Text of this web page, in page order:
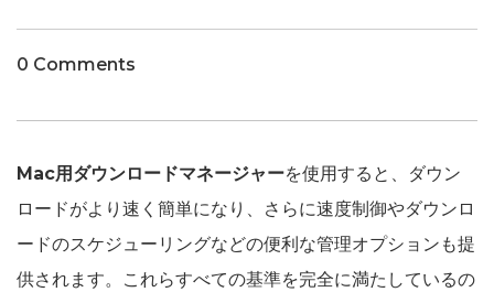
0 Comments
Mac用ダウンロードマネージャーを使用すると、ダウン
ロードがより速く簡単になり、さらに速度制御やダウンロ
ードのスケジューリングなどの便利な管理オプションも提
供されます。これらすべての基準を完全に満たしているの